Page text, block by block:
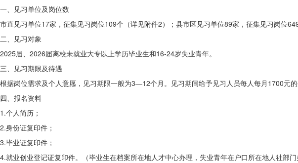
一、见习单位及岗位数
市直见习单位17家，征集见习岗位109个（详见附件2）；县市区见习单位89家，征集见习岗位
二、见习对象
2025届、2026届离校未就业大专以上学历毕业生和16-24岁失业青年。
三、见习期限及待遇
根据岗位需求及个人意愿，见习期限一般为3—12个月。见习期间给予见习人员每人每月1700元
四、报名资料
1.个人简历；
2.身份证复印件；
3.毕业证复印件；
4.就业创业登记证复印件。（毕业生在档案所在地人才中心办理，失业青年在户口所在地人社部门